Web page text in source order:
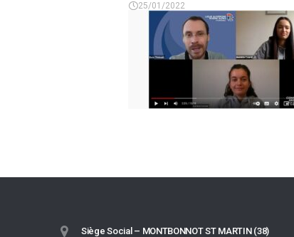
25/01/2022
Siège Social – MONTBONNOT ST MARTIN (38)